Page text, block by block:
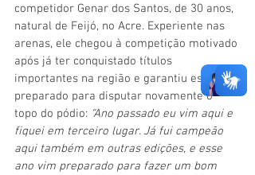
competidor Genar dos Santos, de 30 anos,
natural de Feijó, no Acre. Experiente nas
arenas, ele chegou à competição motivado
após já ter conquistado títulos
importantes na região e garantiu estar
preparado para disputar novamente o
topo do pódio: “Ano passado eu vim aqui e
fiquei em terceiro lugar. Já fui campeão
aqui também em outras edições, e esse
ano vim preparado para fazer um bom